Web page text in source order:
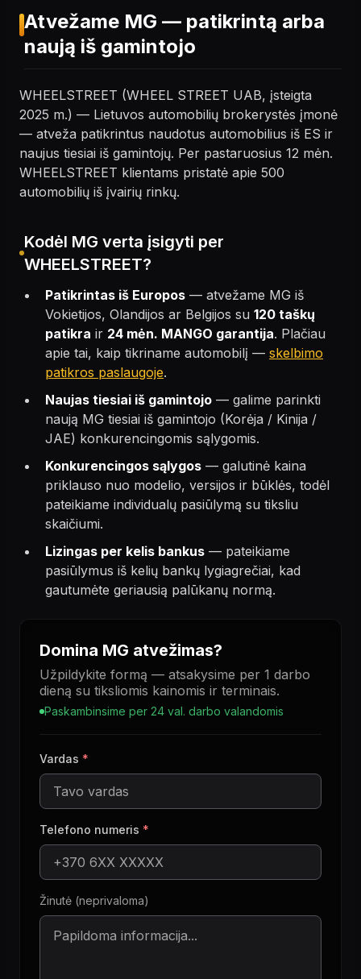
Atvežame MG — patikrintą arba
naują iš gamintojo
WHEELSTREET (WHEEL STREET UAB, įsteigta
2025 m.) — Lietuvos automobilių brokerystės įmonė
— atveža patikrintus naudotus automobilius iš ES ir
naujus tiesiai iš gamintojų. Per pastaruosius 12 mėn.
WHEELSTREET klientams pristatė apie 500
automobilių iš įvairių rinkų.
Kodėl MG verta įsigyti per
WHEELSTREET?
Patikrintas iš Europos — atvežame MG iš
Vokietijos, Olandijos ar Belgijos su 120 taškų
patikra ir 24 mėn. MANGO garantija. Plačiau
apie tai, kaip tikriname automobilį — skelbimo
patikros paslaugoje.
Naujas tiesiai iš gamintojo — galime parinkti
naują MG tiesiai iš gamintojo (Korėja / Kinija /
JAE) konkurencingomis sąlygomis.
Konkurencingos sąlygos — galutinė kaina
priklauso nuo modelio, versijos ir būklės, todėl
pateikiame individualų pasiūlymą su tiksliu
skaičiumi.
Lizingas per kelis bankus — pateikiame
pasiūlymus iš kelių bankų lygiagrečiai, kad
gautumėte geriausią palūkanų normą.
Domina MG atvežimas?
Užpildykite formą — atsakysime per 1 darbo
dieną su tiksliomis kainomis ir terminais.
Paskambinsime per 24 val. darbo valandomis
Vardas *
Telefono numeris *
Žinutė (neprivaloma)